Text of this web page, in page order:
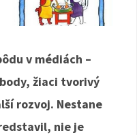
k
v médiách –
žiaci tvorivý
rozvoj. Nestane
nie je